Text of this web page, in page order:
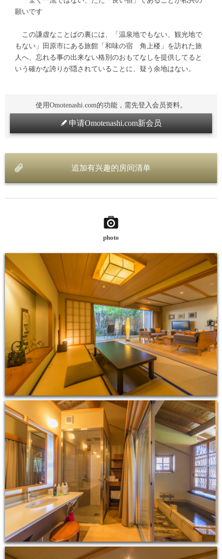
願いです
この謙虚なことばの裏には、「温泉地でもない、観光地で
もない」田原市にある旅館「和味の宿 角上楼」を訪れた旅
人へ、忘れる事の出来ない格別のおもてなしを提供してると
いう確かな誇りが隠されていることに、疑う余地はない。
使用Omotenashi.com的功能，需先登入会员资料。
申请Omotenashi.com新会员
追加有兴趣的房间清单
photo